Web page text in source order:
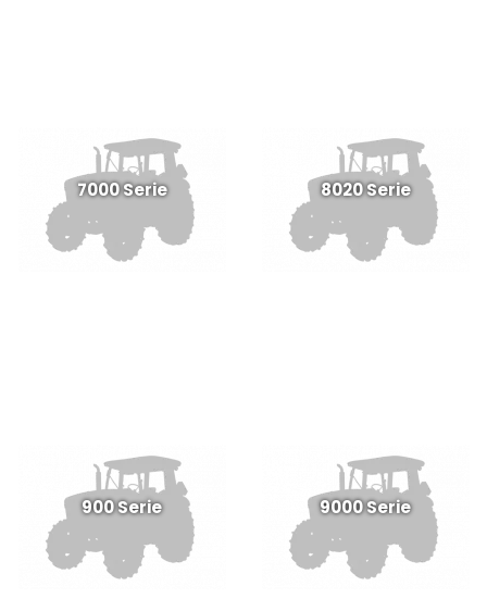
7000 Serie 8020 Serie
900 Serie 9000 Serie